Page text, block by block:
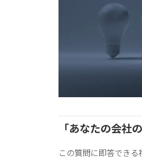
「あなたの会社
この質問に即答できる